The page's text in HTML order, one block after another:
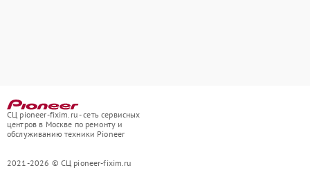
СЦ pioneer-fixim.ru - сеть сервисных
центров в Москве по ремонту и
обслуживанию техники Pioneer
2021-2026 © СЦ pioneer-fixim.ru